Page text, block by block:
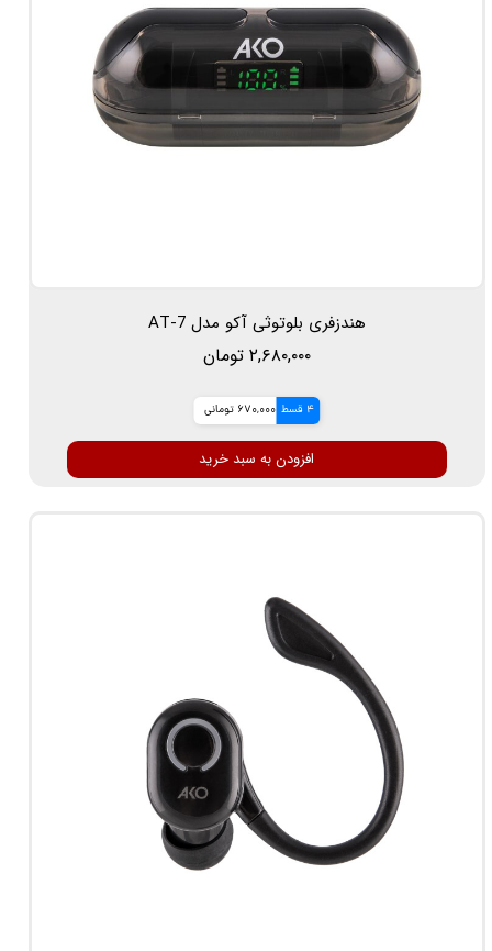
هندزفری بلوتوثی آکو مدل AT-7
۲,۶۸۰,۰۰۰ تومان
4 قسط 670,000 تومانی
افزودن به سبد خرید